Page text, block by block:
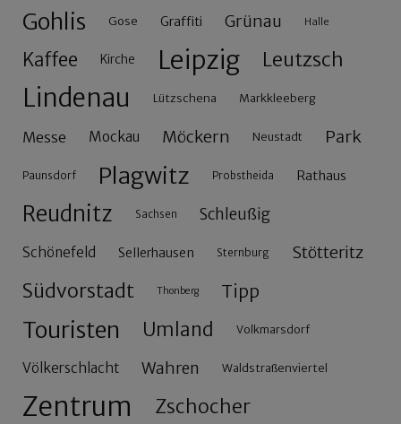
Gohlis Gose Graffiti Grünau Halle
Kaffee Kirche Leipzig Leutzsch
Lindenau Lützschena Markkleeberg
Messe Mockau Möckern Neustadt Park
Paunsdorf Plagwitz Probstheida Rathaus
Reudnitz Sachsen Schleußig
Schönefeld Sellerhausen Sternburg Stötteritz
Südvorstadt Thonberg Tipp
Touristen Umland Volkmarsdorf
Völkerschlacht Wahren Waldstraßenviertel
Zentrum Zschocher